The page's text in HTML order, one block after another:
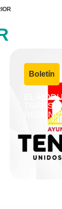
Boletín
EL